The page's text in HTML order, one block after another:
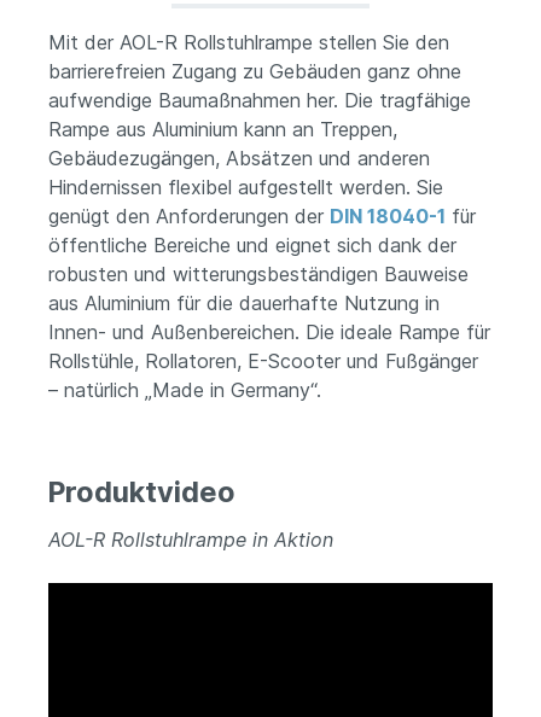
Mit der AOL-R Rollstuhlrampe stellen Sie den
barrierefreien Zugang zu Gebäuden ganz ohne
aufwendige Baumaßnahmen her. Die tragfähige
Rampe aus Aluminium kann an Treppen,
Gebäudezugängen, Absätzen und anderen
Hindernissen flexibel aufgestellt werden. Sie
genügt den Anforderungen der DIN 18040-1 für
öffentliche Bereiche und eignet sich dank der
robusten und witterungsbeständigen Bauweise
aus Aluminium für die dauerhafte Nutzung in
Innen- und Außenbereichen. Die ideale Rampe für
Rollstühle, Rollatoren, E-Scooter und Fußgänger
– natürlich „Made in Germany“.
Produktvideo
AOL-R Rollstuhlrampe in Aktion